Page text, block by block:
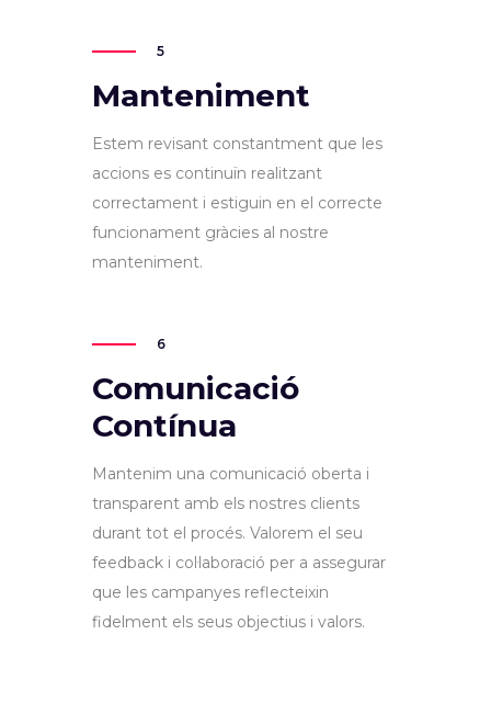
5
Manteniment
Estem revisant constantment que les
accions es continuïn realitzant
correctament i estiguin en el correcte
funcionament gràcies al nostre
manteniment.
6
Comunicació
Contínua
Mantenim una comunicació oberta i
transparent amb els nostres clients
durant tot el procés. Valorem el seu
feedback i col·laboració per a assegurar
que les campanyes reflecteixin
fidelment els seus objectius i valors.